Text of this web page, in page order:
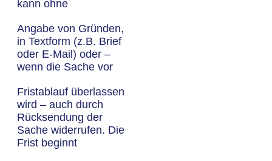
kann ohne
Angabe von Gründen,
in Textform (z.B. Brief
oder E-Mail) oder –
wenn die Sache vor
Fristablauf überlassen
wird – auch durch
Rücksendung der
Sache widerrufen. Die
Frist beginnt